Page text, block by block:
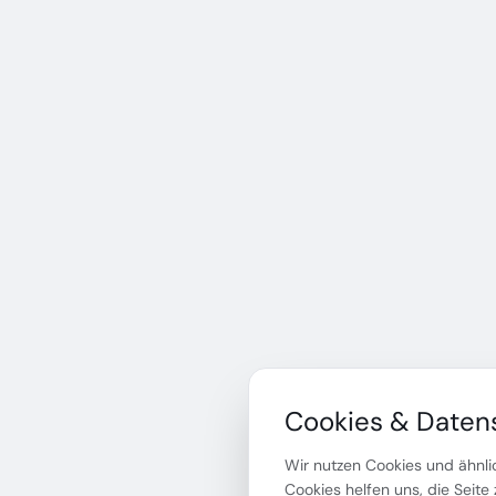
Cookies &
Wir nutzen Cookies und
Cookies helfen uns, die